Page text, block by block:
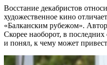
Восстание декабристов
художественное кино
«Балканским рубежом».
Скорее наоборот, в
и понял, к чему может